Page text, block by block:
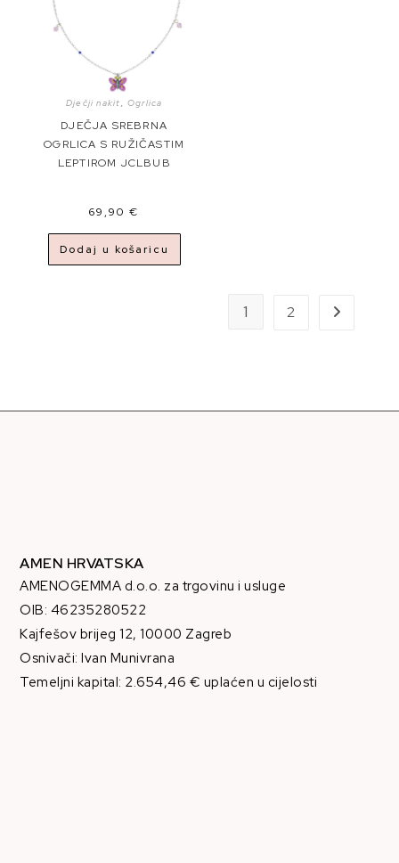
Dječji nakit, Ogrlica
DJEČJA SREBRNA
OGRLICA S RUŽIČASTIM
LEPTIROM JCLBUB
69,90€
Dodaj u košaricu
1 2
AMEN HRVATSKA
AMENOGEMMA d.o.o. za trgovinu i usluge
OIB: 46235280522
Kajfešov brijeg 12, 10000 Zagreb
Osnivači: Ivan Munivrana
Temeljni kapital: 2.654,46 € uplaćen u cijelosti